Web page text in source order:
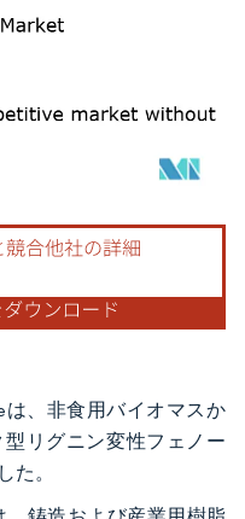
BY 4.0の表示が必要です。
は、非食用バイオマスか
リグニン変性フェノー
た。